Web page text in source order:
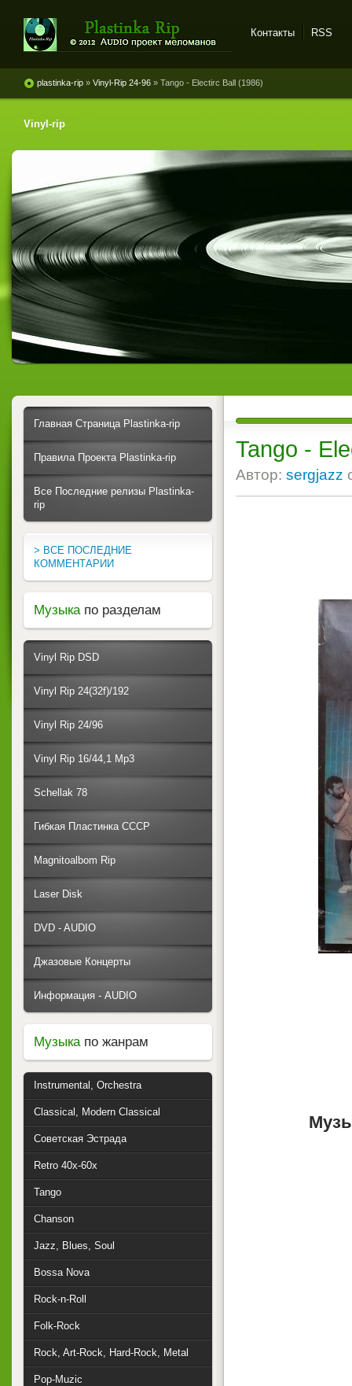
винила и магнитоальбомов
Контакты RSS
plastinka-rip » Vinyl-Rip 24-96 » Tango - Electirc Ball (1986)
Vinyl-rip
Tango -
Автор: sergjazz
Главная Страница Plastinka-rip
Правила Проекта Plastinka-rip
Все Последние релизы Plastinka-
rip
> ВСЕ ПОСЛЕДНИЕ
КОММЕНТАРИИ
Музыка по разделам
Vinyl Rip DSD
Vinyl Rip 24(32f)/192
Vinyl Rip 24/96
Vinyl Rip 16/44,1 Mp3
Schellak 78
Гибкая Пластинка СССР
Magnitoalbom Rip
Laser Disk
DVD - AUDIO
Джазовые Концерты
Информация - AUDIO
Музыкапо жанрам
Instrumental, Orchestra
Classical, Modern Classical
Советская Эстрада
Retro 40x-60x
Tango
Chanson
Jazz, Blues, Soul
Bossa Nova
Rock-n-Roll
Folk-Rock
Rock, Art-Rock, Hard-Rock, Metal
Pop-Muzic